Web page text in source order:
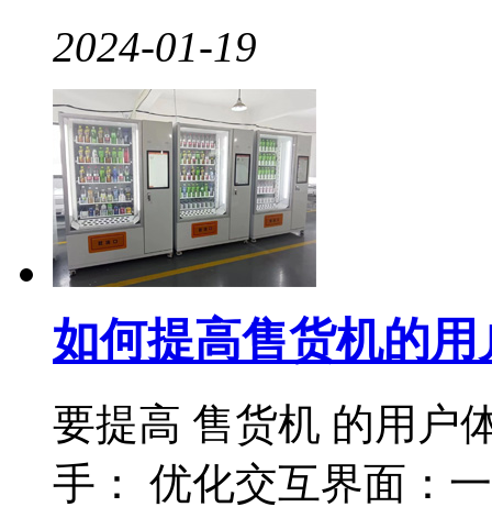
2024-01-19
如何提高售货机的用
要提高 售货机 的用户
手： 优化交互界面：